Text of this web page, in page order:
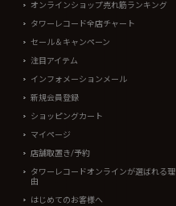
オンラインショップ売れ筋ランキング
タワーレコード全店チャート
セール＆キャンペーン
注目アイテム
インフォメーションメール
新規会員登録
ショッピングカート
マイページ
店舗取置き/予約
タワーレコードオンラインが選ばれる理
由
はじめてのお客様へ